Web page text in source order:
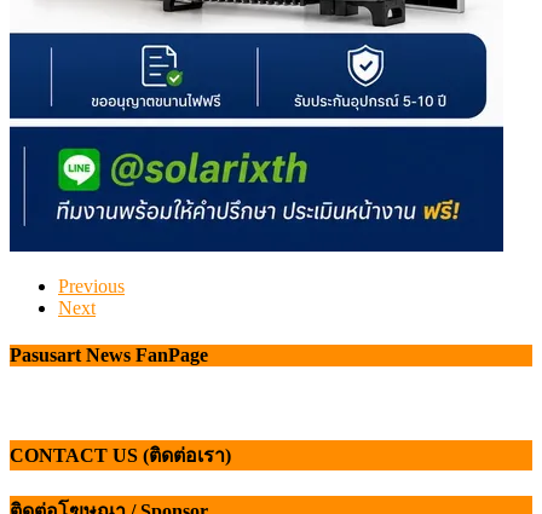
Previous
Next
Pasusart News FanPage
CONTACT US (ติดต่อเรา)